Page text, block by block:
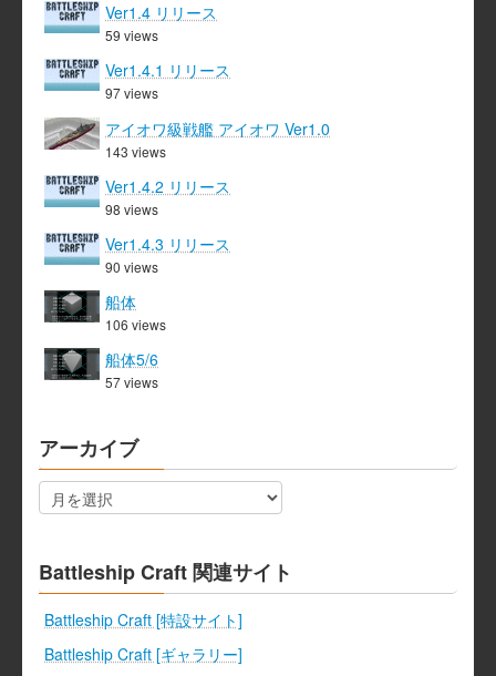
Ver1.4 リリース
59 views
Ver1.4.1 リリース
97 views
アイオワ級戦艦 アイオワ Ver1.0
143 views
Ver1.4.2 リリース
98 views
Ver1.4.3 リリース
90 views
船体
106 views
船体5/6
57 views
アーカイブ
ア
ー
ブ
Battleship Craft 関連サイト
Battleship Craft [特設サイト]
Battleship Craft [ギャラリー]